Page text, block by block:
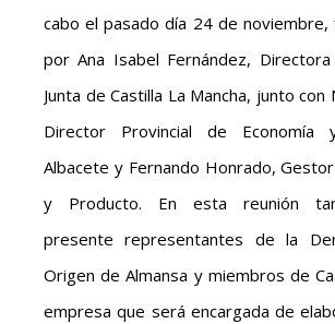
cabo el pasado día 24 de noviembre,
por Ana Isabel Fernández,
Junta de Castilla La Mancha, junto con
Director Provincial de Economía
Albacete y Fernando Honrado,
y Producto. En esta reunión
presente representantes de la
Origen de Almansa y miembros de
empresa que será encargada de